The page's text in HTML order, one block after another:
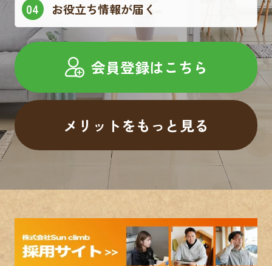
お役立ち情報が届く
会員登録はこちら
メリットをもっと見る